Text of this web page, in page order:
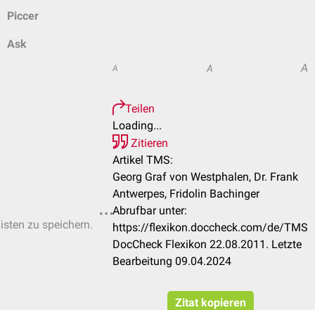
Piccer
Ask
zu speichern.
A A A
Teilen
Loading...
Zitieren
Artikel TMS:
Georg Graf von Westphalen, Dr. Frank
Antwerpes, Fridolin Bachinger
Abrufbar unter:
https://flexikon.doccheck.com/de/TMS
DocCheck Flexikon 22.08.2011. Letzte
Bearbeitung 09.04.2024
Zitat kopieren